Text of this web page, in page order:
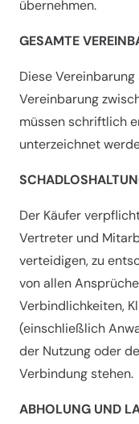
übernehmen.
GESAMTE
Diese
Vereinbarung
müssen schriftlich
unterzeichnet
Der Käufer
Vertreter und
verteidigen, zu
von allen
Verbindlichkeiten,
(einschließlich
der Nutzung oder
Verbindung stehen.
ABHOLUNG UND